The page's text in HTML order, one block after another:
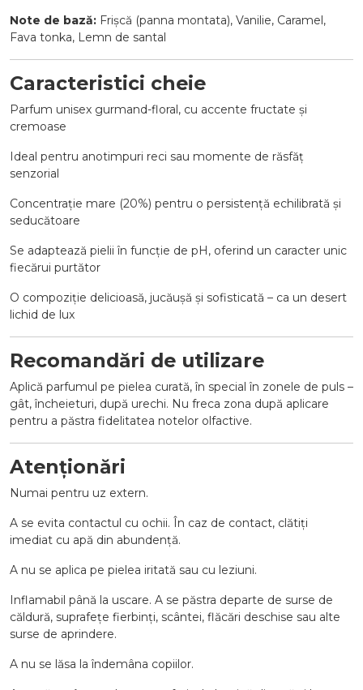
Note de bază: Frișcă (panna montata), Vanilie, Caramel,
Fava tonka, Lemn de santal
Caracteristici cheie
Parfum unisex gurmand-floral, cu accente fructate și
cremoase
Ideal pentru anotimpuri reci sau momente de răsfăț
senzorial
Concentrație mare (20%) pentru o persistență echilibrată și
seducătoare
Se adaptează pielii în funcție de pH, oferind un caracter unic
fiecărui purtător
O compoziție delicioasă, jucăușă și sofisticată – ca un desert
lichid de lux
Recomandări de utilizare
Aplică parfumul pe pielea curată, în special în zonele de puls –
gât, încheieturi, după urechi. Nu freca zona după aplicare
pentru a păstra fidelitatea notelor olfactive.
Atenționări
Numai pentru uz extern.
A se evita contactul cu ochii. În caz de contact, clătiți
imediat cu apă din abundență.
A nu se aplica pe pielea iritată sau cu leziuni.
Inflamabil până la uscare. A se păstra departe de surse de
căldură, suprafețe fierbinți, scântei, flăcări deschise sau alte
surse de aprindere.
A nu se lăsa la îndemâna copiilor.